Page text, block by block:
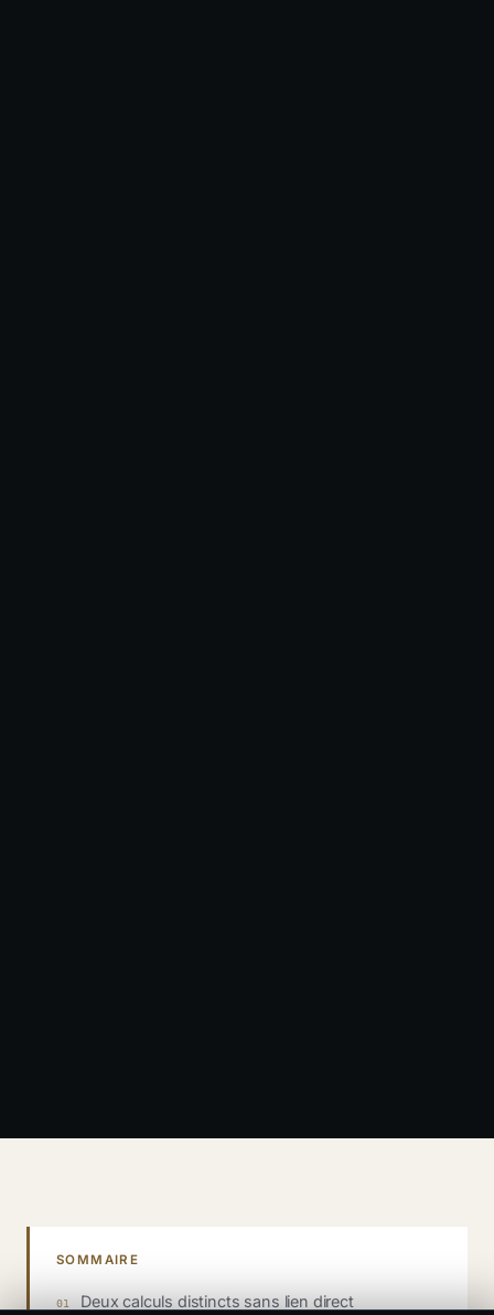
SOMMAIRE
Deux calculs distincts sans lien direct